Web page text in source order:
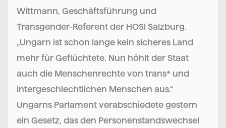
Wittmann, Geschäftsführung und
Transgender-Referent der HOSI Salzburg.
„Ungarn ist schon lange kein sicheres Land
mehr für Geflüchtete. Nun höhlt der Staat
auch die Menschenrechte von trans* und
intergeschlechtlichen Menschen aus.“
Ungarns Parlament verabschiedete gestern
ein Gesetz, das den Personenstandswechsel